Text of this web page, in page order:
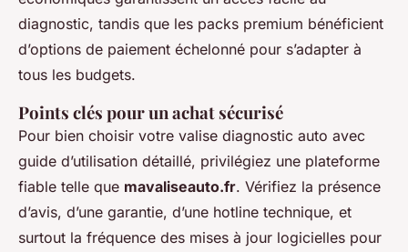
diagnostic, tandis que les packs premium bénéficient
d’options de paiement échelonné pour s’adapter à
tous les budgets.
Points clés pour un achat sécurisé
Pour bien choisir votre valise diagnostic auto avec
guide d’utilisation détaillé, privilégiez une plateforme
fiable telle que mavaliseauto.fr. Vérifiez la présence
d’avis, d’une garantie, d’une hotline technique, et
surtout la fréquence des mises à jour logicielles pour